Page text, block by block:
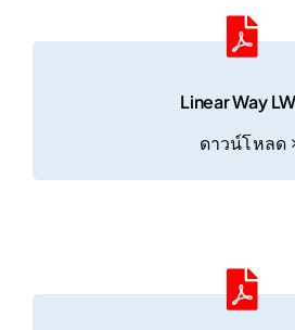
Linear Way
ดาวน์โหลด